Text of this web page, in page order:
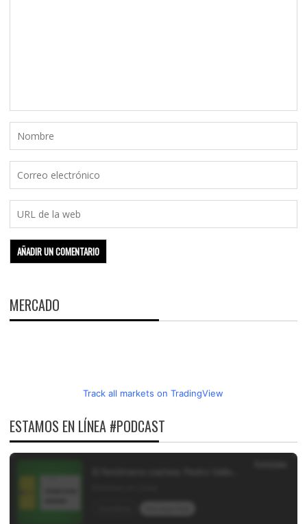
MERCADO
Track all markets on TradingView
ESTAMOS EN LÍNEA #PODCAST